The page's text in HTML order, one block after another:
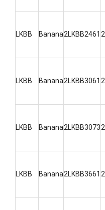
LKBB Banana2LKBB2461 2
LKBB Banana2LKBB3061 2
LKBB Banana2LKBB30732
LKBB Banana2LKBB3661 2